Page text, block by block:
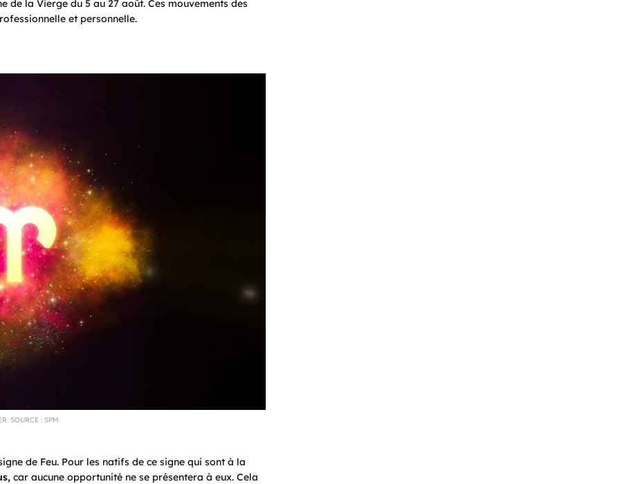
de la Vierge du 5 au 27 août. Ces mouvements des
et personnelle.
SOURCE : SPM
de Feu. Pour les natifs de ce signe qui sont à la
car aucune opportunité ne se présentera à eux. Cela